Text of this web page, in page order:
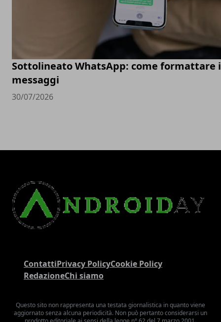
Sottolineato WhatsApp: come formattare i
messaggi
30/07/2026
ContattiPrivacy PolicyCookie Policy
RedazioneChi siamo
Questo sito non rappresenta una testata giornalistica in quanto viene
aggiornato senza alcuna periodicità. Non può pertanto considerarsi un